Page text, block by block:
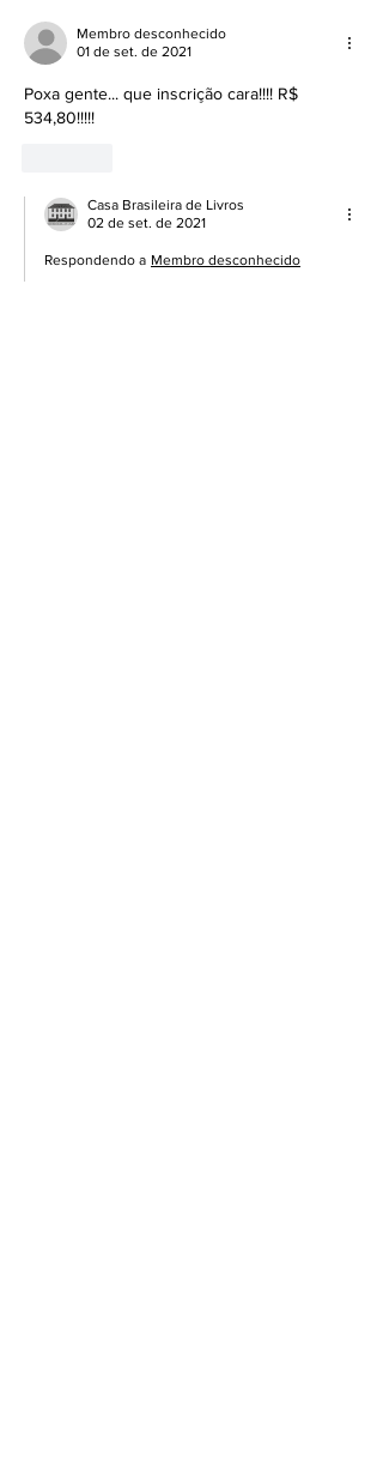
Membro desconhecido
01 de set. de 2021
Poxa gente... que inscrição cara!!!! R$
534,80!!!!!
Casa Brasileira de Livros
02 de set. de 2021
Respondendo a Membro desconhecido